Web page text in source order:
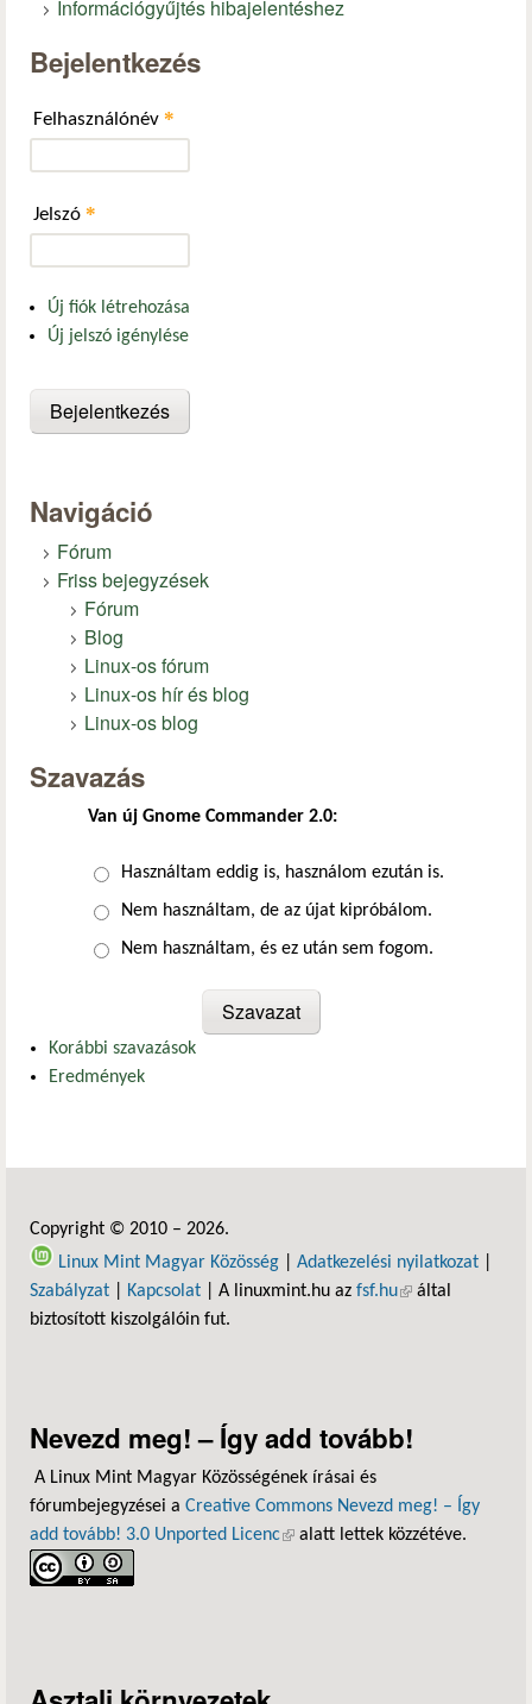
Információgyűjtés hibajelentéshez
Bejelentkezés
Felhasználónév *
Jelszó *
Új fiók létrehozása
Új jelszó igénylése
Navigáció
Fórum
Friss bejegyzések
Fórum
Blog
Linux-os fórum
Linux-os hír és blog
Linux-os blog
Szavazás
Van új Gnome Commander 2.0:
Választások
Használtam eddig is, használom ezután is.
Nem használtam, de az újat kipróbálom.
Nem használtam, és ez után sem fogom.
Korábbi szavazások
Eredmények
Copyright © 2010 – 2026.
Linux Mint Magyar Közösség
Adatkezelési nyilatkozat
Szabályzat
Kapcsolat | A linuxmint.hu az fsf.hu(külső hivatkozás)
által
biztosított kiszolgálóin fut.
Nevezd meg! – Így add tovább!
A Linux Mint Magyar Közösségének írásai és
fórumbejegyzései a Creative Commons Nevezd meg! – Így
add tovább! 3.0 Unported Licenc(külső hivatkozás)
alatt lettek közzétéve.